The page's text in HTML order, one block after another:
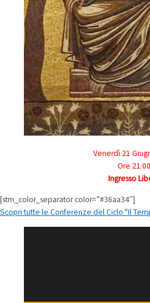
Venerdì 21
Ore 21:00
Ingresso
[stm_color_separator color=”#36aa34″]
Scopri tutte le Conferenze del Ciclo "Il